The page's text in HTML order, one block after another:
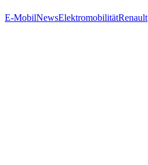
E-MobilNewsElektromobilitätRenault